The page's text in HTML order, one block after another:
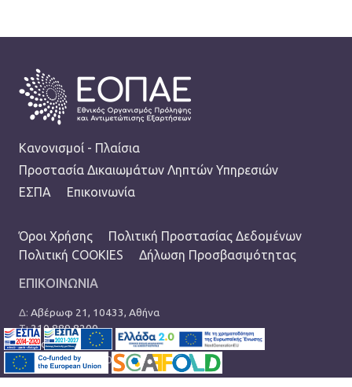
FOOTER
Κανονισμοί - Πλαίσια
Προστασία Δικαιωμάτων Ληπτών Υπηρεσιών
ΕΣΠΑ
Επικοινωνία
TERMS MENU
Όροι Χρήσης
Πολιτική Προστασίας Δεδομένων
Πολιτική COOKIES
Δήλωση Προσβασιμότητας
ΕΠΙΚΟΙΝΩΝΙΑ
Δ: Αβέρωφ 21, 10433, Αθήνα
Τ:210 889 8200
Ε:info@eopae.gr
Ωράριο: 08:00-17:00